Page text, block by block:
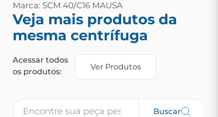
Marca: SCM 40/C16 MAUSA
Veja mais produtos da
mesma centrífuga
Acessar todos
os produtos:
Ver Produtos
Buscar